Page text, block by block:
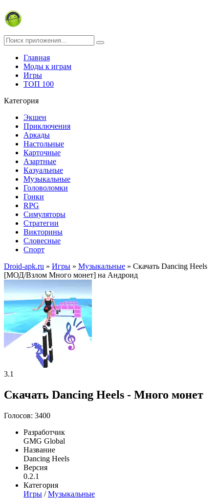
Главная
Моды к играм
Игры
ТОП 100
Категория
Экшен
Приключения
Аркады
Настольные
Карточные
Азартные
Казуальные
Музыкальные
Головоломки
Гонки
RPG
Симуляторы
Стратегии
Викторины
Словесные
Спорт
Droid-apk.ru » Игры » Музыкальные » Скачать Dancing Heels
[МОД/Взлом Много монет] на Андроид
3.1
Скачать Dancing Heels - Много монет
Голосов: 3400
Разработчик
GMG Global
Название
Dancing Heels
Версия
0.2.1
Категория
Игры /Музыкальные